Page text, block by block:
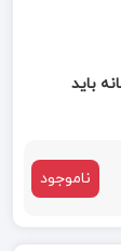
باید
ناموجود